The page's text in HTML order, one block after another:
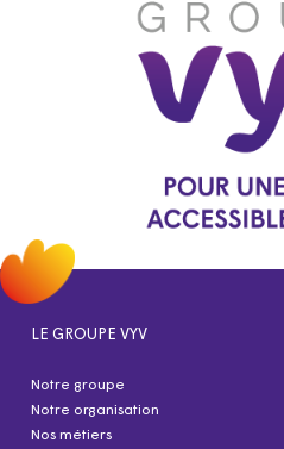
LE GROUPE VYV
Notre groupe
Notre organisation
Nos métiers